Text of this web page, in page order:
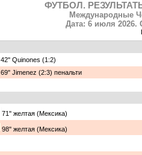
ФУТБОЛ.
Международные
Дата: 6 июля 2026.
42'' Quinones (1:2)
69'' Jimenez (2:3) пенальти
71'' желтая (Мексика)
98'' желтая (Мексика)